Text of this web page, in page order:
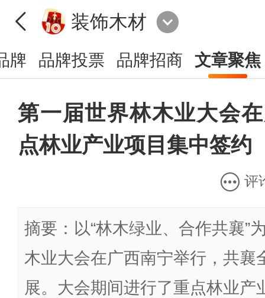
装饰木材
牌 品牌投票 品牌招商 文章聚焦
第一届世界林木业大会
点林业产业项目集中签约
评
摘要：以“林木绿业、合作共襄”
木业大会在广西南宁举行，共襄
展。大会期间进行了重点林业产